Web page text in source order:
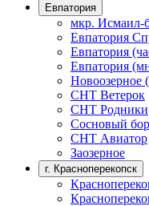
Евпатория
мкр. Исмаил-
Евпатория
Евпатория
Евпатория
Новоозерное
СНТ Ветерок
СНТ Родники
Сосновый бор
СНТ Авиатор
Заозерное
г. Красноперекопск